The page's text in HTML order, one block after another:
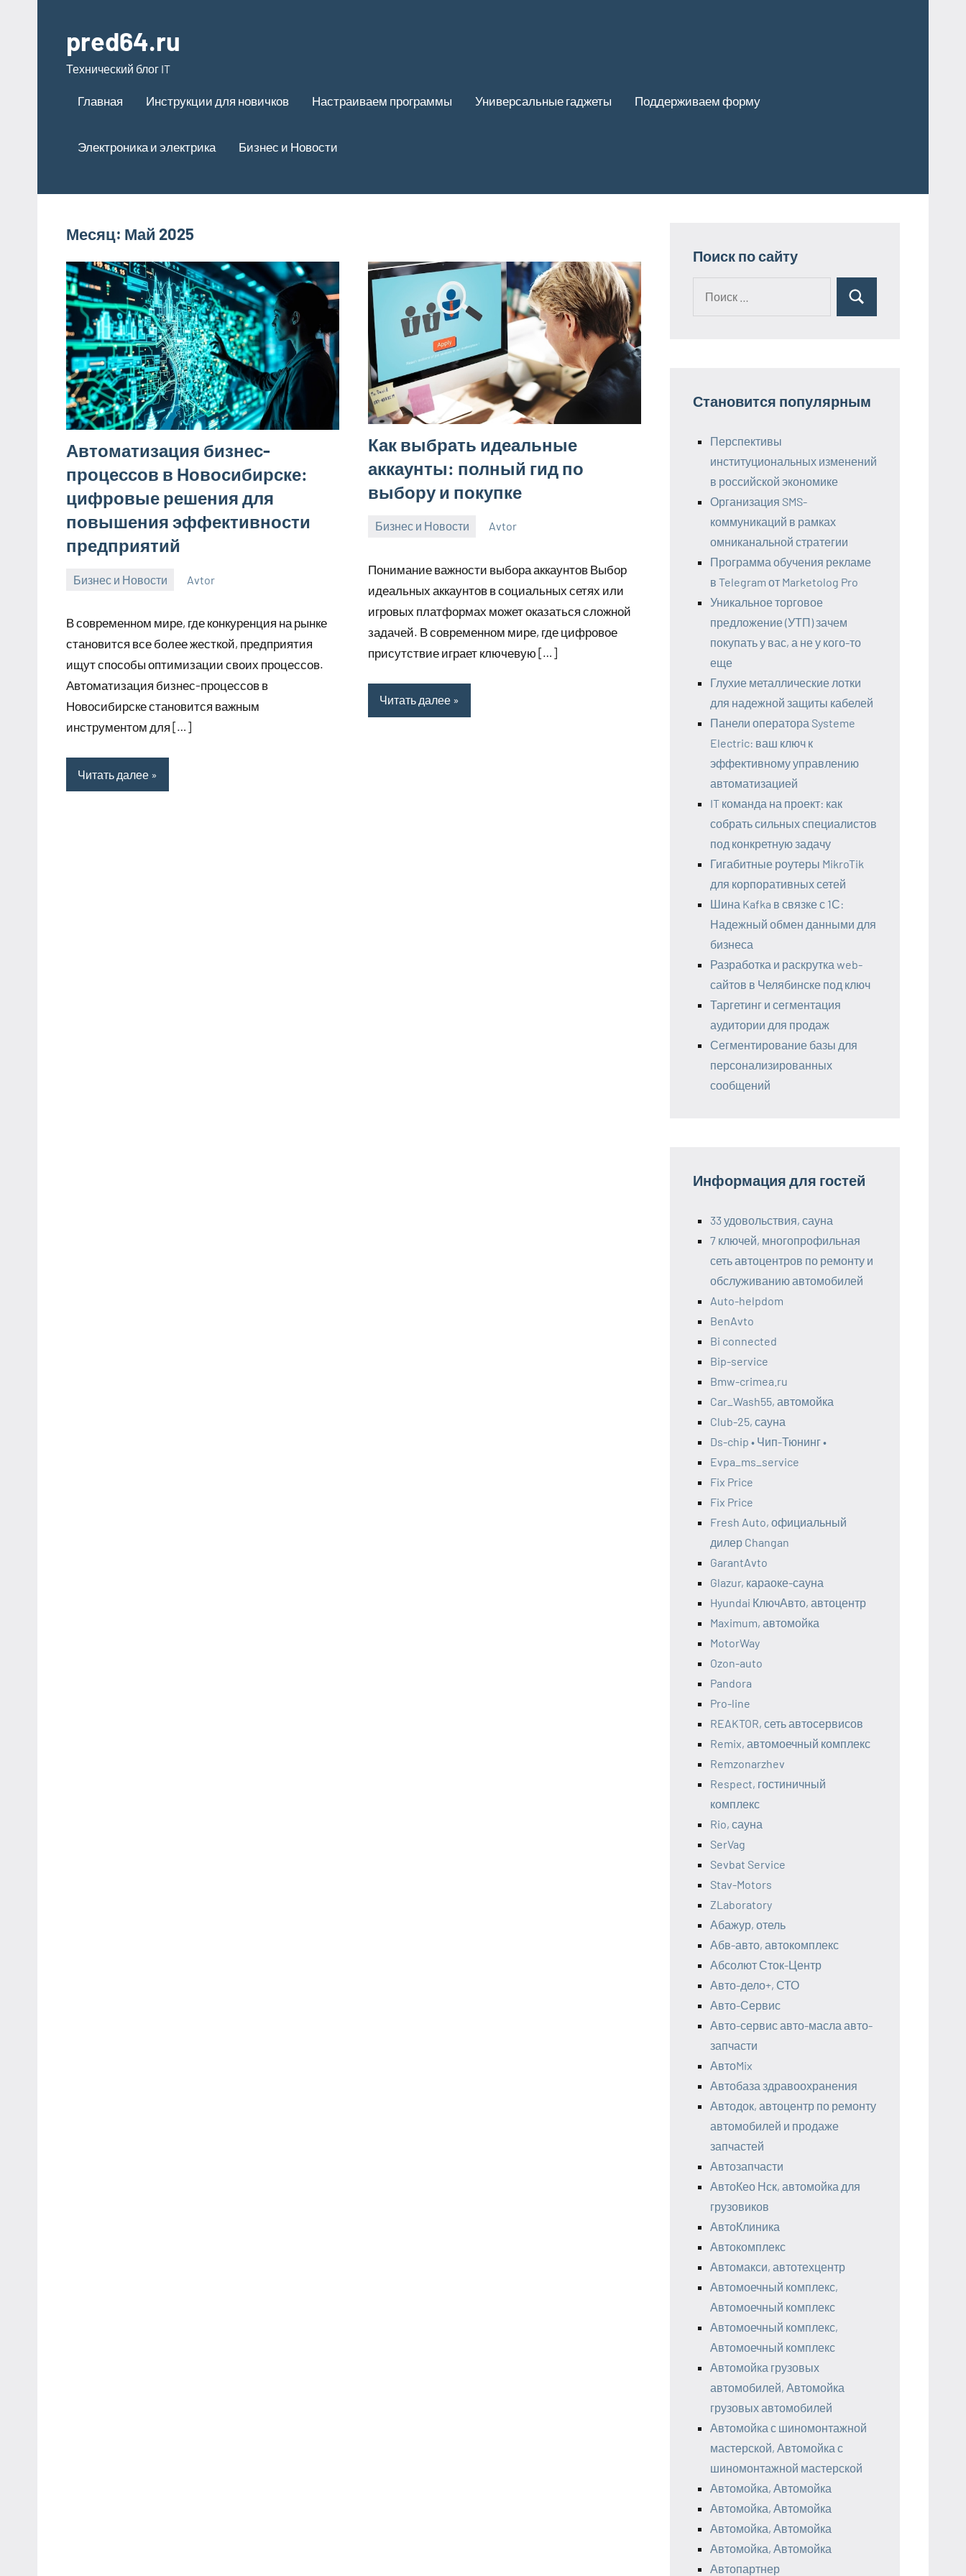
содержимому
pred64.ru
Технический блог IT
Главная Инструкции для новичков Настраиваем программы Универсальные гаджеты Поддерживаем форму
Электроника и электрика Бизнес и Новости
Месяц: Май 2025
Автоматизация бизнес-
процессов в Новосибирске:
цифровые решения для
повышения эффективности
предприятий
Бизнес и Новости
2025
Avtor
В современном мире, где конкуренция на рынке
становится все более жесткой, предприятия
ищут способы оптимизации своих процессов.
Автоматизация бизнес-процессов в
Новосибирске становится важным
инструментом для […]
Читать далее
Как выбрать идеальные
аккаунты: полный гид по
выбору и покупке
Бизнес и Новости
2025
Avtor
Понимание важности выбора аккаунтов Выбор
идеальных аккаунтов в социальных сетях или
игровых платформах может оказаться сложной
задачей. В современном мире, где цифровое
присутствие играет ключевую […]
Читать далее
Поиск по сайту
Поиск
Становится популярным
Перспективы
институциональных изменений
в российской экономике
Организация SMS-
коммуникаций в рамках
омниканальной стратегии
Программа обучения рекламе
в Telegram от Marketolog Pro
Уникальное торговое
предложение (УТП) зачем
покупать у вас, а не у кого-то
еще
Глухие металлические лотки
для надежной защиты кабелей
Панели оператора Systeme
Electric: ваш ключ к
эффективному управлению
автоматизацией
IT команда на проект: как
собрать сильных специалистов
под конкретную задачу
Гигабитные роутеры MikroTik
для корпоративных сетей
Шина Kafka в связке с 1С:
Надежный обмен данными для
бизнеса
Разработка и раскрутка web-
сайтов в Челябинске под ключ
Таргетинг и сегментация
аудитории для продаж
Сегментирование базы для
персонализированных
сообщений
Информация для гостей
33 удовольствия, сауна
7 ключей, многопрофильная
сеть автоцентров по ремонту и
обслуживанию автомобилей
Auto-helpdom
BenAvto
Bi connected
Bip-service
Bmw-crimea.ru
Car_Wash55, автомойка
Club-25, сауна
Ds-chip • Чип-Тюнинг •
Evpa_ms_service
Fix Price
Fix Price
Fresh Auto, официальный
дилер Changan
GarantAvto
Glazur, караоке-сауна
Hyundai КлючАвто, автоцентр
Maximum, автомойка
MotorWay
Ozon-auto
Pandora
Pro-line
REAKTOR, сеть автосервисов
Remix, автомоечный комплекс
Remzonarzhev
Respect, гостиничный
комплекс
Rio, сауна
SerVag
Sevbat Service
Stav-Motors
ZLaboratory
Абажур, отель
Абв-авто, автокомплекс
Абсолют Сток-Центр
Авто-дело+, СТО
Авто-Сервис
Авто-сервис авто-масла авто-
запчасти
АвтоMix
Автобаза здравоохранения
Автодок, автоцентр по ремонту
автомобилей и продаже
запчастей
Автозапчасти
АвтоКео Нск, автомойка для
грузовиков
АвтоКлиника
Автокомплекс
Автомакси, автотехцентр
Автомоечный комплекс,
Автомоечный комплекс
Автомоечный комплекс,
Автомоечный комплекс
Автомойка грузовых
автомобилей, Автомойка
грузовых автомобилей
Автомойка с шиномонтажной
мастерской, Автомойка с
шиномонтажной мастерской
Автомойка, Автомойка
Автомойка, Автомойка
Автомойка, Автомойка
Автомойка, Автомойка
Автопартнер